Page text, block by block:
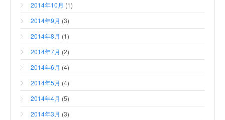
2014年10月 (1)
2014年9月 (3)
2014年8月 (1)
2014年7月 (2)
2014年6月 (4)
2014年5月 (4)
2014年4月 (5)
2014年3月 (3)